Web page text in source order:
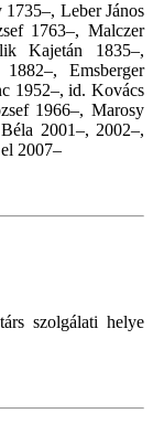
Leber János
1763–, Malczer
Kajetán 1835–,
Emsberger
1952–, id. Kovács
1966–, Marosy
2001–, 2002–,
2007–
szolgálati helye